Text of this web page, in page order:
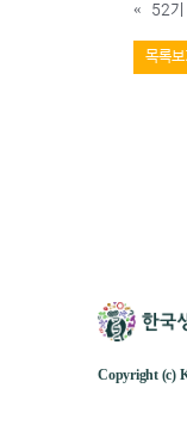
« 52기
목록보
Copyright (c)